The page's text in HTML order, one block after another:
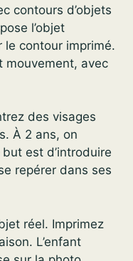
contours d’objets
l’objet
contour imprimé.
mouvement, avec
des visages
À 2 ans, on
est d’introduire
repérer dans ses
réel. Imprimez
L’enfant